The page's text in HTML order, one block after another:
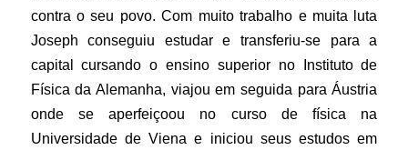
contra o seu povo. Com muito trabalho e muita luta
Joseph conseguiu estudar e transferiu-se para a
capital cursando o ensino superior no Instituto de
Física da Alemanha, viajou em seguida para Áustria
onde se aperfeiçoou no curso de física na
Universidade de Viena e iniciou seus estudos em